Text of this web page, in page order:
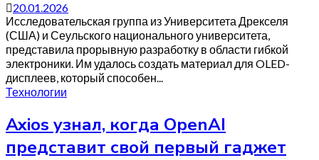
20.01.2026
Исследовательская группа из Университета Дрекселя
(США) и Сеульского национального университета,
представила прорывную разработку в области гибкой
электроники. Им удалось создать материал для OLED-
дисплеев, который способен...
Технологии
Axios узнал, когда OpenAI
представит свой первый гаджет